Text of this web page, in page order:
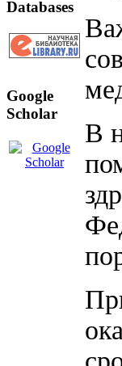
Databases
Google
Scholar
В